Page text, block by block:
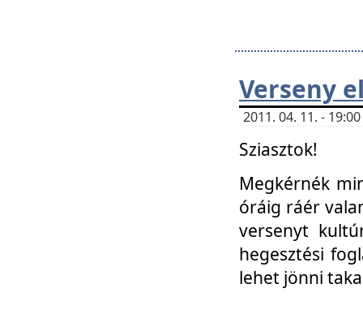
Verseny
2011. 04. 11. -
Sziasztok!
Megkérnék
óráig ráér
versenyt
hegesztési
lehet jönni